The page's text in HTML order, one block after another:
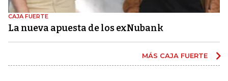
CAJA FUERTE
La nueva apuesta de los exNubank
MÁS CAJA FUERTE